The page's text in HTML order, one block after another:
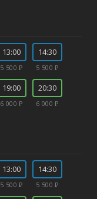
13:00
5 500 ₽
14:30
5 500 ₽
19:00
6 000 ₽
20:30
6 000 ₽
13:00
5 500 ₽
14:30
5 500 ₽